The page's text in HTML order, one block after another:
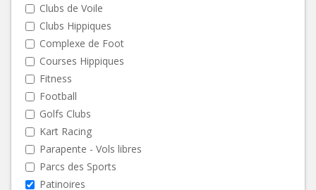
Clubs de Voile
Clubs Hippiques
Complexe de Foot
Courses Hippiques
Fitness
Football
Golfs Clubs
Kart Racing
Parapente - Vols libres
Parcs des Sports
Patinoires